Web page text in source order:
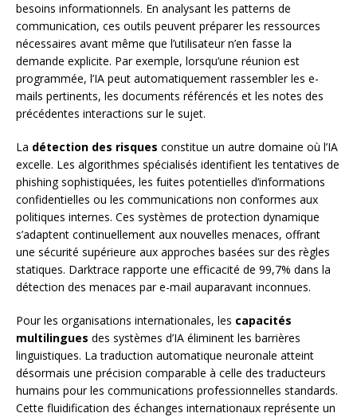
besoins informationnels. En analysant les patterns de
communication, ces outils peuvent préparer les ressources
nécessaires avant même que l’utilisateur n’en fasse la
demande explicite. Par exemple, lorsqu’une réunion est
programmée, l’IA peut automatiquement rassembler les e-
mails pertinents, les documents référencés et les notes des
précédentes interactions sur le sujet.
La détection des risques constitue un autre domaine où l’IA
excelle. Les algorithmes spécialisés identifient les tentatives de
phishing sophistiquées, les fuites potentielles d’informations
confidentielles ou les communications non conformes aux
politiques internes. Ces systèmes de protection dynamique
s’adaptent continuellement aux nouvelles menaces, offrant
une sécurité supérieure aux approches basées sur des règles
statiques. Darktrace rapporte une efficacité de 99,7% dans la
détection des menaces par e-mail auparavant inconnues.
Pour les organisations internationales, les capacités
multilingues des systèmes d’IA éliminent les barrières
linguistiques. La traduction automatique neuronale atteint
désormais une précision comparable à celle des traducteurs
humains pour les communications professionnelles standards.
Cette fluidification des échanges internationaux représente un